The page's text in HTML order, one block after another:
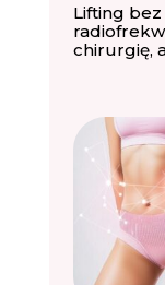
Lifting
chirurgię,